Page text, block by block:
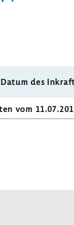
maß­
bei
des
vom